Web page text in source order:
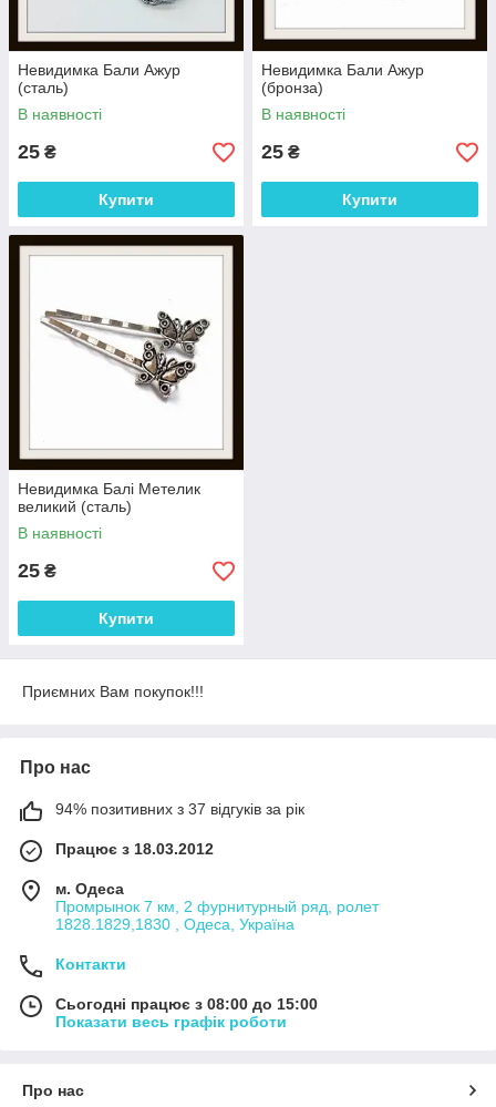
Невидимка Бали Ажур
(сталь)
В наявності
25 ₴
Купити
Невидимка Бали Ажур
(бронза)
В наявності
25 ₴
Купити
Невидимка Балі Метелик
великий (сталь)
В наявності
25 ₴
Купити
Приємних Вам покупок!!!
Про нас
94% позитивних з 37 відгуків за рік
Працює з 18.03.2012
м. Одеса
Промрынок 7 км, 2 фурнитурный ряд, ролет
1828.1829,1830 , Одеса, Україна
Контакти
Сьогодні працює з 08:00 до 15:00
Показати весь графік роботи
Про нас